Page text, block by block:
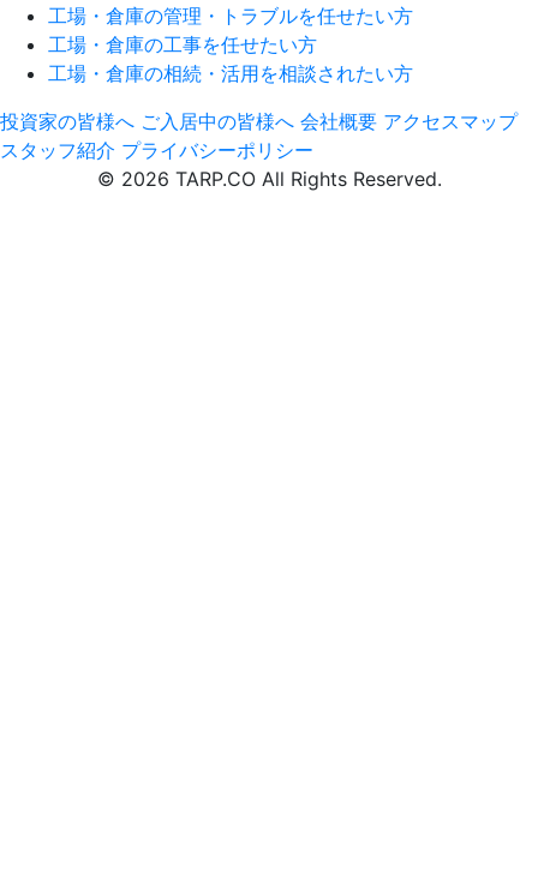
工場・倉庫の管理・トラブルを任せたい方
工場・倉庫の工事を任せたい方
工場・倉庫の相続・活用を相談されたい方
投資家の皆様へ ご入居中の皆様へ 会社概要 アクセスマップ
スタッフ紹介 プライバシーポリシー
© 2026 TARP.CO All Rights Reserved.